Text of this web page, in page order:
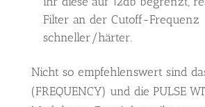
Filter an der Cutoff-Frequenz
schneller/härter.
Nicht so empfehlenswert sind
(FREQUENCY) und die PULSE